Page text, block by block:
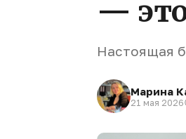
—
Настоящая
Марина
21 мая 2026